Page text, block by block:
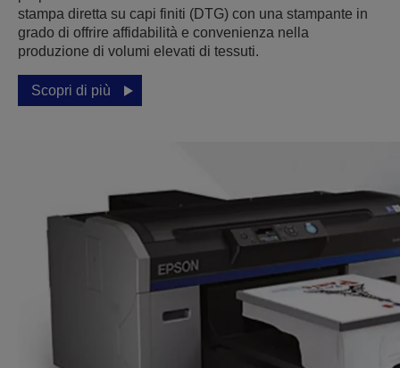
stampa diretta su capi finiti (DTG) con una stampante in
grado di offrire affidabilità e convenienza nella
produzione di volumi elevati di tessuti.
Scopri di più